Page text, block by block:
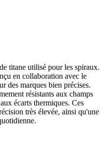
titane utilisé pour les spiraux.
en collaboration avec le
des marques bien précises.
résistants aux champs
écarts thermiques. Ces
très élevée, ainsi qu'une